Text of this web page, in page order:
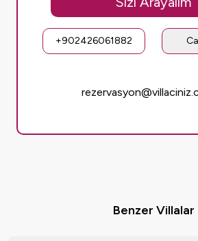
+902426061882
Benzer Villalar